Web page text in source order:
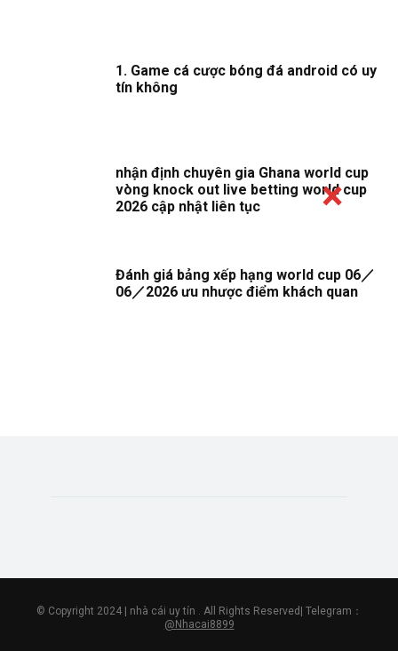
1. Game cá cược bóng đá android có uy
tín không
nhận định chuyên gia Ghana world cup
vòng knock out live betting world cup
2026 cập nhật liên tục
Đánh giá bảng xếp hạng world cup 06／
06／2026 ưu nhược điểm khách quan
© Copyright 2024 | nhà cái uy tín . All Rights Reserved| Telegram：
@Nhacai8899